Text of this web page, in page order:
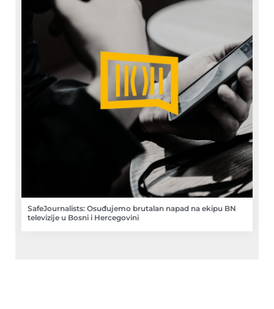
SafeJournalists: Osuđujemo brutalan napad na ekipu BN
televizije u Bosni i Hercegovini